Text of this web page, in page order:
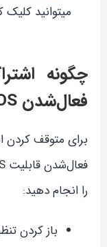
میتوانید کلیک
چگونه
فعال‌شدن SOS را متوقف کنیم؟
برای متوقف کردن
را انجام دهید: